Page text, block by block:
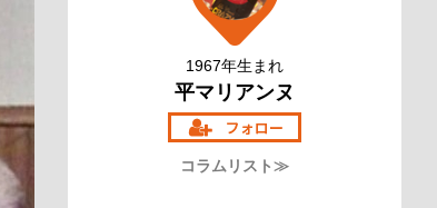
1967年生まれ
平マリアンヌ
コラムリスト≫